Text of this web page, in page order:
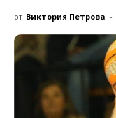
от Виктория Петрова -